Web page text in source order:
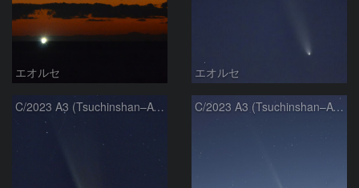
エオルセ エオルセ
C/2023 A3 (Tsuchinshan–ATLAS) C/2023 A3 (Tsuchinshan–ATLAS)